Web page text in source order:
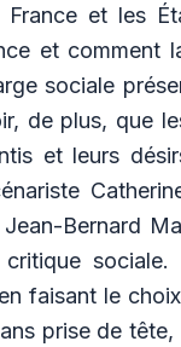
France et les
et comment
sociale
de plus, que
et leurs
Bernard
sociale.
faisant le
prise de